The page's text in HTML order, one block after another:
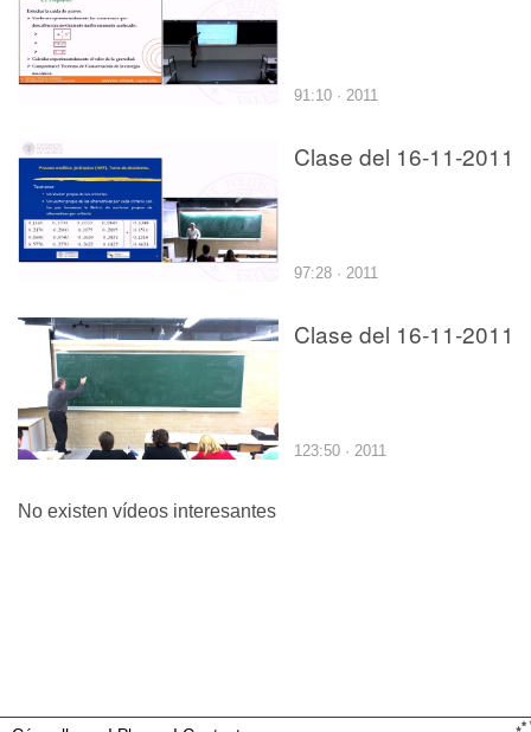
91:10 · 2011
Clase del 16-11-2011
97:28 · 2011
Clase del 16-11-2011
123:50 · 2011
No existen vídeos interesantes